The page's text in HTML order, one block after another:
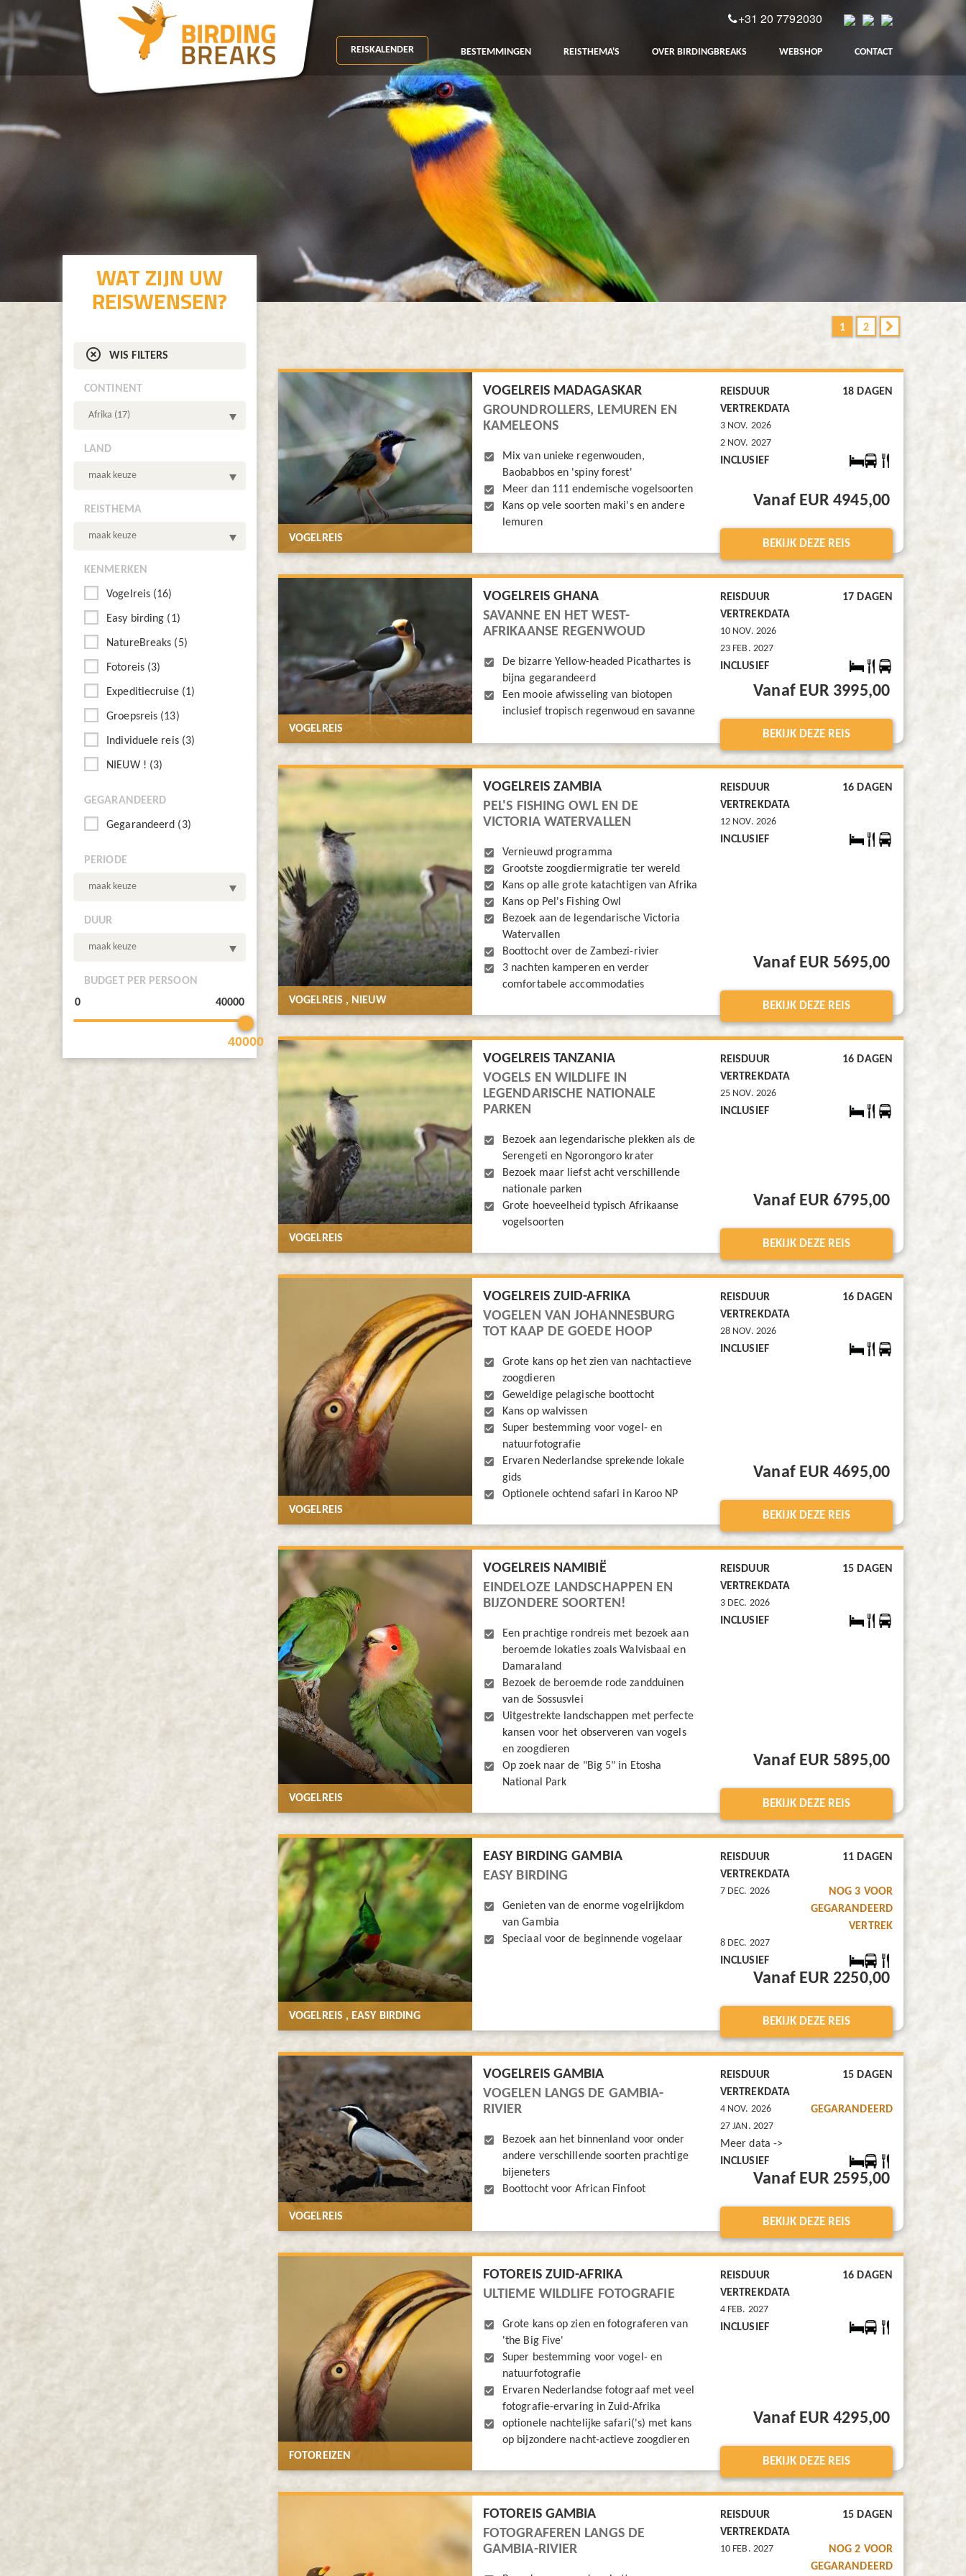
+31 20 7792030
REISKALENDER BESTEMMINGEN REISTHEMA'S OVER BIRDINGBREAKS WEBSHOP CONTACT
1 2
VOGELREIS
REISDUUR
18 DAGEN
VERTREKDATA
3 NOV. 2026
2 NOV. 2027
INCLUSIEF
Vanaf EUR 4945,00
BEKIJK DEZE REIS
VOGELREIS MADAGASKAR
GROUNDROLLERS, LEMUREN EN
KAMELEONS
Mix van unieke regenwouden,
Baobabbos en 'spiny forest'
Meer dan 111 endemische vogelsoorten
Kans op vele soorten maki's en andere
lemuren
VOGELREIS
REISDUUR
17 DAGEN
VERTREKDATA
10 NOV. 2026
23 FEB. 2027
INCLUSIEF
Vanaf EUR 3995,00
BEKIJK DEZE REIS
VOGELREIS GHANA
SAVANNE EN HET WEST-
AFRIKAANSE REGENWOUD
De bizarre Yellow-headed Picathartes is
bijna gegarandeerd
Een mooie afwisseling van biotopen
inclusief tropisch regenwoud en savanne
VOGELREIS , NIEUW
REISDUUR
16 DAGEN
VERTREKDATA
12 NOV. 2026
INCLUSIEF
Vanaf EUR 5695,00
BEKIJK DEZE REIS
VOGELREIS ZAMBIA
PEL'S FISHING OWL EN DE
VICTORIA WATERVALLEN
Vernieuwd programma
Grootste zoogdiermigratie ter wereld
Kans op alle grote katachtigen van Afrika
Kans op Pel's Fishing Owl
Bezoek aan de legendarische Victoria
Watervallen
Boottocht over de Zambezi-rivier
3 nachten kamperen en verder
comfortabele accommodaties
VOGELREIS
REISDUUR
16 DAGEN
VERTREKDATA
25 NOV. 2026
INCLUSIEF
Vanaf EUR 6795,00
BEKIJK DEZE REIS
VOGELREIS TANZANIA
VOGELS EN WILDLIFE IN
LEGENDARISCHE NATIONALE
PARKEN
Bezoek aan legendarische plekken als de
Serengeti en Ngorongoro krater
Bezoek maar liefst acht verschillende
nationale parken
Grote hoeveelheid typisch Afrikaanse
vogelsoorten
VOGELREIS
REISDUUR
16 DAGEN
VERTREKDATA
28 NOV. 2026
INCLUSIEF
Vanaf EUR 4695,00
BEKIJK DEZE REIS
VOGELREIS ZUID-AFRIKA
VOGELEN VAN JOHANNESBURG
TOT KAAP DE GOEDE HOOP
Grote kans op het zien van nachtactieve
zoogdieren
Geweldige pelagische boottocht
Kans op walvissen
Super bestemming voor vogel- en
natuurfotografie
Ervaren Nederlandse sprekende lokale
gids
Optionele ochtend safari in Karoo NP
VOGELREIS
REISDUUR
15 DAGEN
VERTREKDATA
3 DEC. 2026
INCLUSIEF
Vanaf EUR 5895,00
BEKIJK DEZE REIS
VOGELREIS NAMIBIË
EINDELOZE LANDSCHAPPEN EN
BIJZONDERE SOORTEN!
Een prachtige rondreis met bezoek aan
beroemde lokaties zoals Walvisbaai en
Damaraland
Bezoek de beroemde rode zandduinen
van de Sossusvlei
Uitgestrekte landschappen met perfecte
kansen voor het observeren van vogels
en zoogdieren
Op zoek naar de "Big 5" in Etosha
National Park
VOGELREIS , EASY BIRDING
REISDUUR
11 DAGEN
VERTREKDATA
7 DEC. 2026
NOG 3 VOOR
GEGARANDEERD
VERTREK
8 DEC. 2027
INCLUSIEF
Vanaf EUR 2250,00
BEKIJK DEZE REIS
EASY BIRDING GAMBIA
EASY BIRDING
Genieten van de enorme vogelrijkdom
van Gambia
Speciaal voor de beginnende vogelaar
VOGELREIS
REISDUUR
15 DAGEN
VERTREKDATA
4 NOV. 2026 GEGARANDEERD
27 JAN. 2027
Meer data ->
INCLUSIEF
Vanaf EUR 2595,00
BEKIJK DEZE REIS
VOGELREIS GAMBIA
VOGELEN LANGS DE GAMBIA-
RIVIER
Bezoek aan het binnenland voor onder
andere verschillende soorten prachtige
bijeneters
Boottocht voor African Finfoot
FOTOREIZEN
REISDUUR
16 DAGEN
VERTREKDATA
4 FEB. 2027
INCLUSIEF
Vanaf EUR 4295,00
BEKIJK DEZE REIS
FOTOREIS ZUID-AFRIKA
ULTIEME WILDLIFE FOTOGRAFIE
Grote kans op zien en fotograferen van
'the Big Five'
Super bestemming voor vogel- en
natuurfotografie
Ervaren Nederlandse fotograaf met veel
fotografie-ervaring in Zuid-Afrika
optionele nachtelijke safari('s) met kans
op bijzondere nacht-actieve zoogdieren
REISDUUR
15 DAGEN
VERTREKDATA
10 FEB. 2027
NOG 2 VOOR
GEGARANDEERD
FOTOREIS GAMBIA
FOTOGRAFEREN LANGS DE
GAMBIA-RIVIER
WAT ZIJN UW
REISWENSEN?
 WIS FILTERS
CONTINENT
Afrika (17)
LAND
maak keuze
REISTHEMA
maak keuze
KENMERKEN
Vogelreis (16)
Easy birding (1)
NatureBreaks (5)
Fotoreis (3)
Expeditiecruise (1)
Groepsreis (13)
Individuele reis (3)
NIEUW ! (3)
GEGARANDEERD
Gegarandeerd (3)
PERIODE
maak keuze
DUUR
maak keuze
BUDGET PER PERSOON
40000